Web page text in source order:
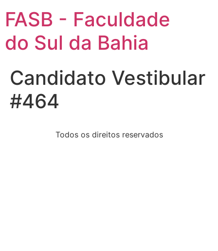
FASB - Faculdade
do Sul da Bahia
Candidato Vestibular
#464
Todos os direitos reservados